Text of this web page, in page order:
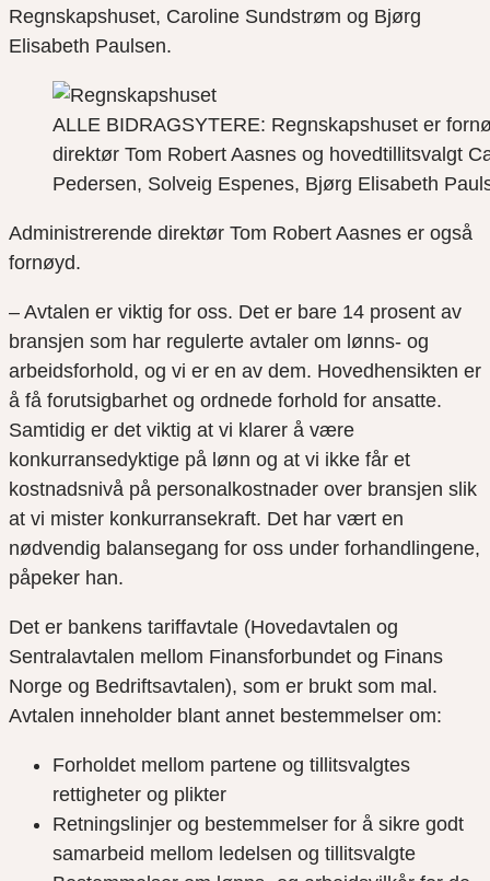
Regnskapshuset, Caroline Sundstrøm og Bjørg
Elisabeth Paulsen.
​ALLE BIDRAGSYTERE: Regnskapshuset er
direktør Tom Robert Aasnes og hovedtillitsvalgt
Pedersen, Solveig Espenes, Bjørg Elisabeth
Administrerende direktør Tom Robert Aasnes er også
fornøyd.
– Avtalen er viktig for oss. Det er bare 14 prosent av
bransjen som har regulerte avtaler om lønns- og
arbeidsforhold, og vi er en av dem. Hovedhensikten er
å få forutsigbarhet og ordnede forhold for ansatte.
Samtidig er det viktig at vi klarer å være
konkurransedyktige på lønn og at vi ikke får et
kostnadsnivå på personalkostnader over bransjen slik
at vi mister konkurransekraft. Det har vært en
nødvendig balansegang for oss under forhandlingene,
påpeker han.
Det er bankens tariffavtale (Hovedavtalen og
Sentralavtalen mellom Finansforbundet og Finans
Norge og Bedriftsavtalen), som er brukt som mal.
Avtalen inneholder blant annet bestemmelser om:
Forholdet mellom partene og tillitsvalgtes
rettigheter og plikter
Retningslinjer og bestemmelser for å sikre godt
samarbeid mellom ledelsen og tillitsvalgte